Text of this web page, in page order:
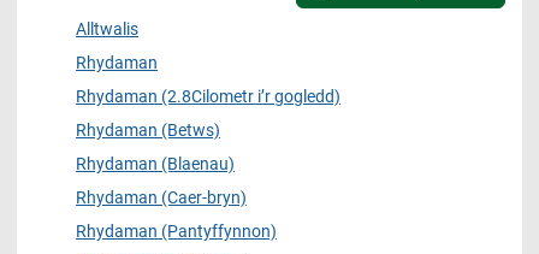
Alltwalis
Rhydaman
Rhydaman (2.8Cilometr i’r gogledd)
Rhydaman (Betws)
Rhydaman (Blaenau)
Rhydaman (Caer-bryn)
Rhydaman (Pantyffynnon)